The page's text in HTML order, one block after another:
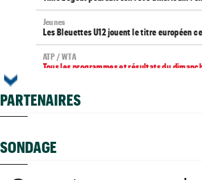
Jeunes
Les Bleuettes U12 jouent le titre européen
ATP / WTA
Tous les programmes et résultats du
Toutes vos vidéos à retrouver sur Tennis Actu
défense
PARTENAIRES
SONDAGE